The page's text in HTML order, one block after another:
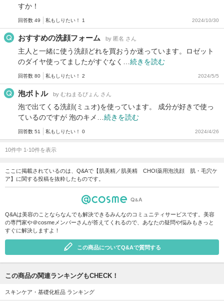
すか！
回答数 49 私もしりたい！ 1 2024/10/30
おすすめの洗顔フォーム by 匿名 さん
主人と一緒に使う洗顔どれを買おうか迷っています。ロゼット
のダイヤ使ってましたがすぐなく… 続きを読む
回答数 80 私もしりたい！ 2 2024/5/5
泡ボトル by むねまるぴょん さん
泡で出てくる洗顔(ミュオ)を使っています。 成分が好きで使っ
ているのですが 泡のキメ… 続きを読む
回答数 51 私もしりたい！ 0 2024/4/26
10件中 1-10件を表示
ここに掲載されているのは、Q&Aで【肌美精／肌美精 CHOI薬用泡洗顔 肌・毛穴ケ
ア】に関する投稿を抜粋したものです。
Q&Aは美容のことならなんでも解決できるみんなのコミュニティサービスです。美容
の専門家や＠cosmeメンバーさんが答えてくれるので、あなたの疑問や悩みもきっと
すぐに解決しますよ！
この商品についてQ&Aで質問する
この商品の関連ランキングもCHECK！
スキンケア・基礎化粧品 ランキング